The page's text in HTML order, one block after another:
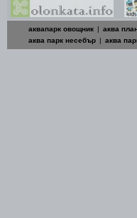
аквапарк овощник | аква
аква парк несебър | аква